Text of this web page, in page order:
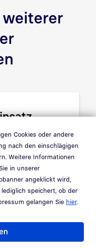
Cookies oder andere
nach den einschlägigen
Weitere Informationen
in unserer
angeklickt wird,
speichert, ob der
gelangen Sie hier.
weiterer
zu
auf
ist es, neue
für
nutzbar zu